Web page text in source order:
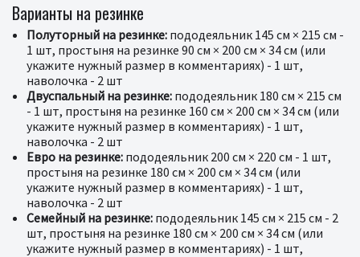
Варианты на резинке
Полуторный на резинке: пододеяльник 145 см × 215 см -
1 шт, простыня на резинке 90 см × 200 см × 34 см (или
укажите нужный размер в комментариях) - 1 шт,
наволочка - 2 шт
Двуспальный на резинке: пододеяльник 180 см × 215 см
- 1 шт, простыня на резинке 160 см × 200 см × 34 см (или
укажите нужный размер в комментариях) - 1 шт,
наволочка - 2 шт
Евро на резинке: пододеяльник 200 см × 220 см - 1 шт,
простыня на резинке 180 см × 200 см × 34 см (или
укажите нужный размер в комментариях) - 1 шт,
наволочка - 2 шт
Семейный на резинке: пододеяльник 145 см × 215 см - 2
шт, простыня на резинке 180 см × 200 см × 34 см (или
укажите нужный размер в комментариях) - 1 шт,